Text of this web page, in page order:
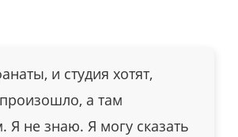
и студия хотят,
а там
Я не знаю. Я могу сказать